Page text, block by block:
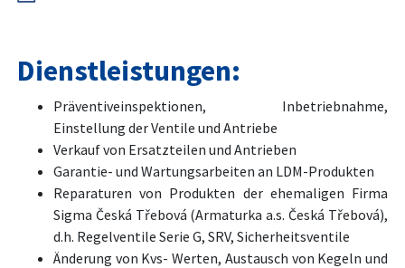
Dienstleistungen:
Präventiveinspektionen, Inbetriebnahme,
Einstellung der Ventile und Antriebe
Verkauf von Ersatzteilen und Antrieben
Garantie- und Wartungsarbeiten an LDM-Produkten
Reparaturen von Produkten der ehemaligen Firma
Sigma Česká Třebová (Armaturka a.s. Česká Třebová),
d.h. Regelventile Serie G, SRV, Sicherheitsventile
Änderung von Kvs- Werten, Austausch von Kegeln und